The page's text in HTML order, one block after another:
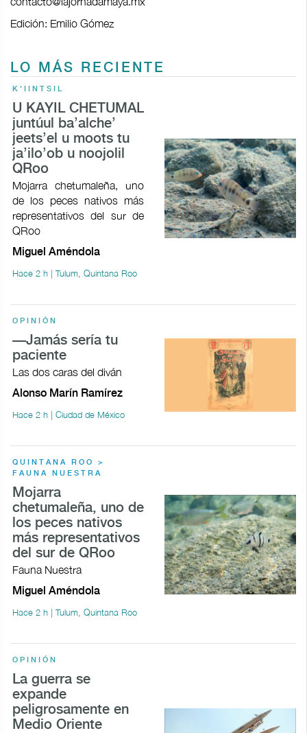
Edición: Emilio Gómez
LO MÁS RECIENTE
K'IINTSIL
U KAYIL CHETUMAL
juntúul ba’alche’
jeets’el u moots tu
ja’ilo’ob u noojolil
QRoo
Mojarra chetumaleña, uno
de los peces nativos más
representativos del sur de
QRoo
Miguel Améndola
Hace 2 h | Tulum, Quintana Roo
OPINIÓN
—Jamás sería tu
paciente
Las dos caras del diván
Alonso Marín Ramírez
Hace 2 h | Ciudad de México
QUINTANA ROO >
FAUNA NUESTRA
Mojarra
chetumaleña, uno de
los peces nativos
más representativos
del sur de QRoo
Fauna Nuestra
Miguel Améndola
Hace 2 h | Tulum, Quintana Roo
OPINIÓN
La guerra se
expande
peligrosamente en
Medio Oriente